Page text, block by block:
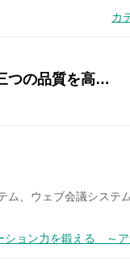
カ
つの品質を高…
、ウェブ会議システ
ション力を鍛える ～